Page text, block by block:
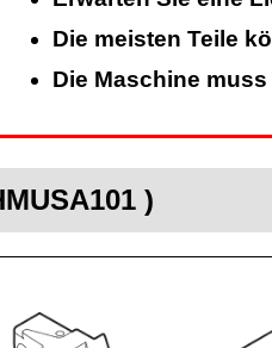
Die meisten Teile
Die Maschine muss
)